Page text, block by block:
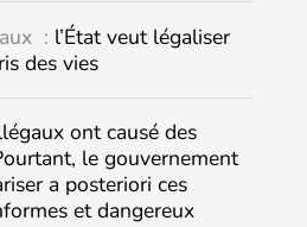
: l’État veut légaliser
des vies
ont causé des
le gouvernement
a posteriori ces
et dangereux